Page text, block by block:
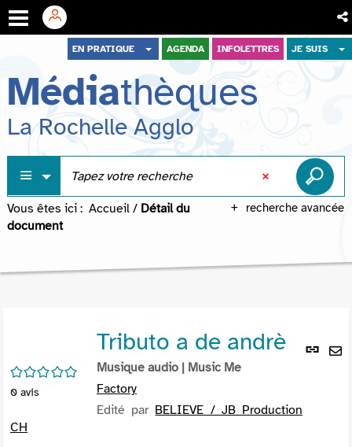
menu
contenu
recherche
EN PRATIQUE AGENDA INFOLETTRES JE SUIS
Médiathèques
La Rochelle Agglo
recherche avancée
Vous êtes ici : Accueil / Détail du
document
Lien
/5
0 avis
Tributo a de andrè
Musique audio | Music Me
Factory
Edité par BELIEVE / JB Production
CH